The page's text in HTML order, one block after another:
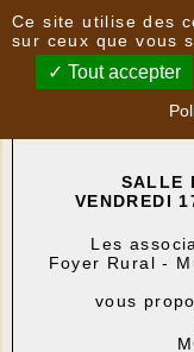
Nouvelles
Théâtre à GIGNAC
SALLE
VENDREDI
Les
Foyer Rural -
vous
Ce site utilise des
sur ceux que vous
Tout accepter